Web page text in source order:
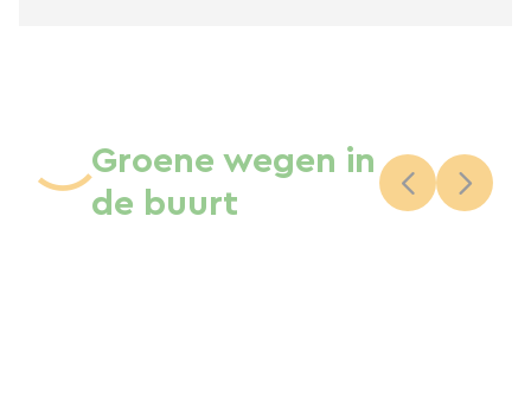
Groene wegen in
de buurt